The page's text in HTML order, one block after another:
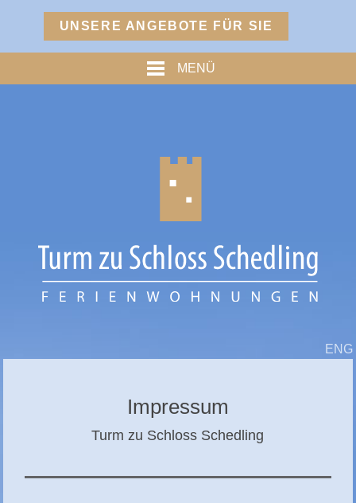
Menü
HERZOGPALAIS
FÜRSTENPALAIS
UNSERE ANGEBOTE FÜR SIE
MENÜ
ENG
Impressum
Turm zu Schloss Schedling